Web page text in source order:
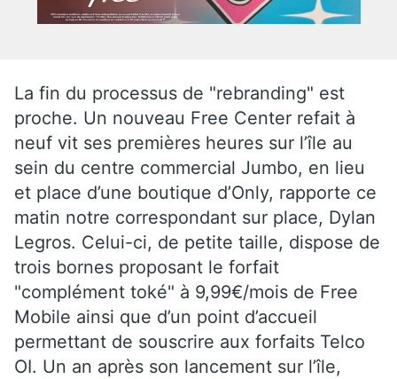
La fin du processus de "rebranding" est
proche. Un nouveau Free Center refait à
neuf vit ses premières heures sur l’île au
sein du centre commercial Jumbo, en lieu
et place d’une boutique d’Only, rapporte ce
matin notre correspondant sur place, Dylan
Legros. Celui-ci, de petite taille, dispose de
trois bornes proposant le forfait
"complément toké" à 9,99€/mois de Free
Mobile ainsi que d’un point d’accueil
permettant de souscrire aux forfaits Telco
OI. Un an après son lancement sur l’île,